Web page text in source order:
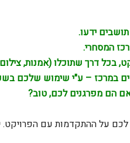
ידעו.
המסחרי.
בכל דרך שתוכלו (אמנות,
במרכז – ע"י שימוש שלכם
הם מפרגנים לכם, טוב?
על ההתקדמות עם הפרויקט.